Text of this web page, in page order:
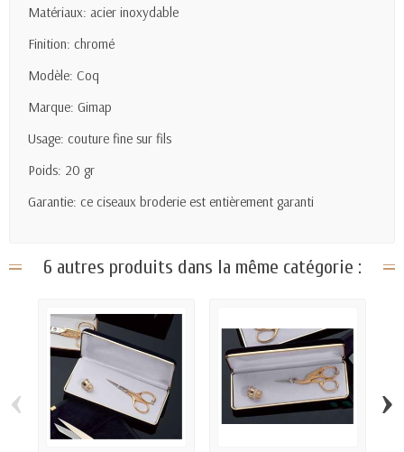
Matériaux: acier inoxydable
Finition: chromé
Modèle: Coq
Marque: Gimap
Usage: couture fine sur fils
Poids: 20 gr
Garantie: ce ciseaux broderie est entièrement garanti
6 autres produits dans la même catégorie :
‹ ›